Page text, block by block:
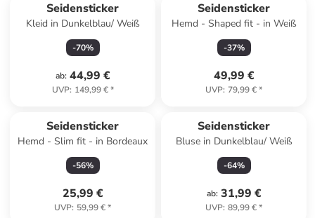
Seidensticker
Kleid in Dunkelblau/ Weiß
-70%
ab: 44,99 €
UVP: 149,99 €*
Seidensticker
Hemd - Shaped fit - in Weiß
-37%
49,99 €
UVP: 79,99 €*
Seidensticker
Hemd - Slim fit - in Bordeaux
-56%
25,99 €
UVP: 59,99 €*
Seidensticker
Bluse in Dunkelblau/ Weiß
-64%
ab: 31,99 €
UVP: 89,99 €*